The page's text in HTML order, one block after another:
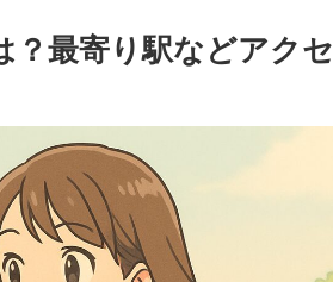
？最寄り駅などアクセ